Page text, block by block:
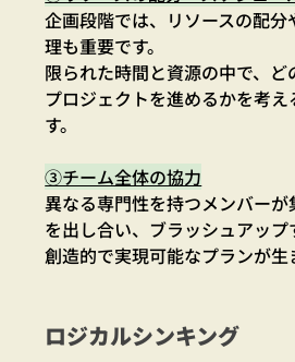
企画段階では、リソースの配分
理も重要です。
限られた時間と資源の中で、
プロジェクトを進めるかを考え
す。
③チーム全体の協力
異なる専門性を持つメンバーが
を出し合い、ブラッシュアップ
創造的で実現可能なプランが生
ロジカルシンキング